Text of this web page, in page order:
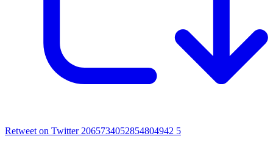
Retweet on Twitter 2065734052854804942 5